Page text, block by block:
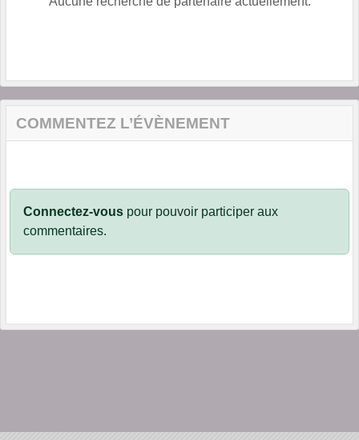
COMMENTEZ L’ÉVÈNEMENT
Connectez-vous pour pouvoir participer aux
commentaires.